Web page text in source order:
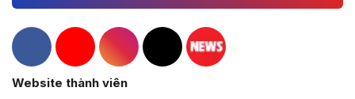
Hacom Facebook
Hacom YouTube
Hacom Instagram
Hacom TikTok
Website thành viên